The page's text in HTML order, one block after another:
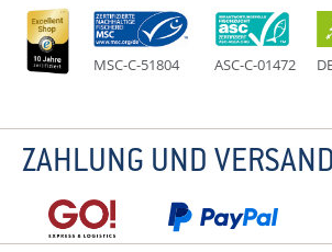
MSC-C-51804 ASC-C-01472
ZAHLUNG UND VERSAND